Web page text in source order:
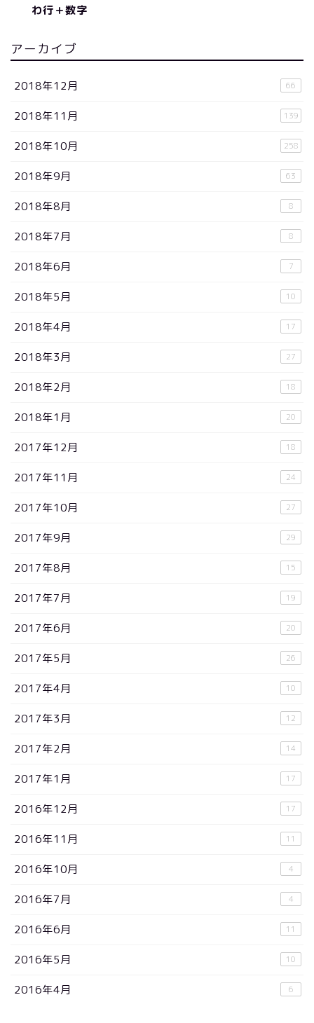
わ行＋数字
アーカイブ
2018年12月 66
2018年11月 139
2018年10月 258
2018年9月 63
2018年8月 8
2018年7月 8
2018年6月 7
2018年5月 10
2018年4月 17
2018年3月 27
2018年2月 18
2018年1月 20
2017年12月 18
2017年11月 24
2017年10月 27
2017年9月 29
2017年8月 15
2017年7月 19
2017年6月 20
2017年5月 26
2017年4月 10
2017年3月 12
2017年2月 14
2017年1月 17
2016年12月 17
2016年11月 11
2016年10月 4
2016年7月 4
2016年6月 11
2016年5月 10
2016年4月 6